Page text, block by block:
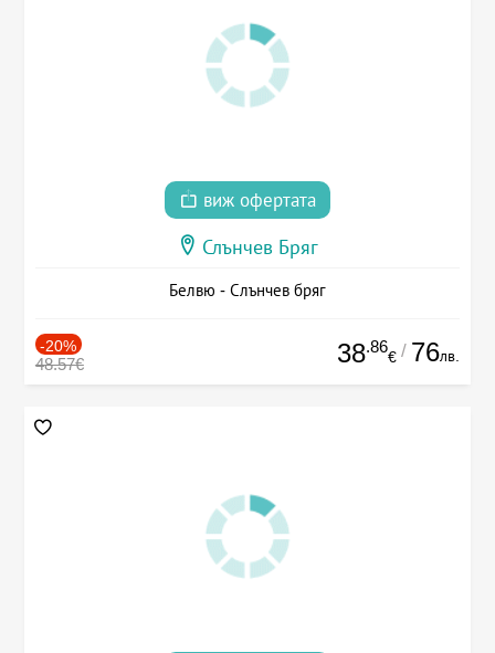
виж офертата
Слънчев Бряг
Белвю - Слънчев бряг
-20%
48.57€ 38.86
€ / 76лв.